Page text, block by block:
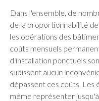
Dans l'ensemble, de
de la proportionnabilité
les opérations des
coûts mensuels
d'installation ponctuels
subissent aucun
dépassent ces coûts. Les
même représenter